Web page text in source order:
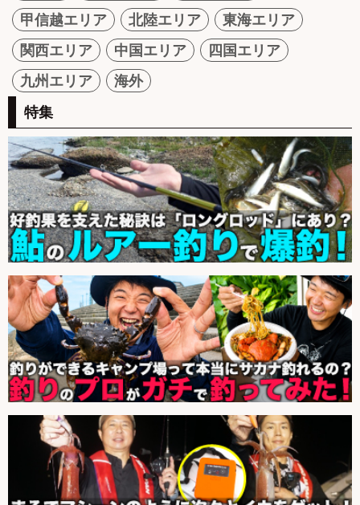
甲信越エリア
北陸エリア
東海エリア
関西エリア
中国エリア
四国エリア
九州エリア
海外
特集